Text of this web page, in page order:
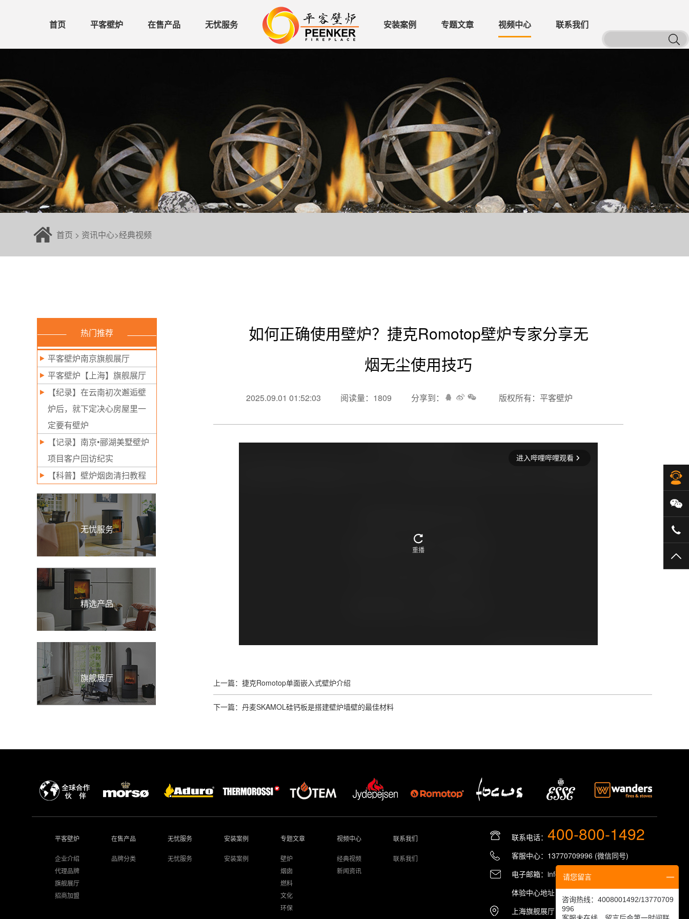
首页 平客壁炉 在售产品 无忧服务 安装案例 专题文章 视频中心 联系我们
首页 > 资讯中心>经典视频
热门推荐
平客壁炉南京旗舰展厅
平客壁炉【上海】旗舰展厅
【纪录】在云南初次邂逅壁
炉后，就下定决心房屋里一
定要有壁炉
【记录】南京•郦湖美墅壁炉
项目客户回访纪实
【科普】壁炉烟囱清扫教程
无忧服务
精选产品
旗舰展厅
如何正确使用壁炉？捷克Romotop壁炉专家分享无
烟无尘使用技巧
2025.09.01 01:52:03 阅读量：1809 分享到： 版权所有：平客壁炉
上一篇：捷克Romotop单面嵌入式壁炉介绍
下一篇：丹麦SKAMOL硅钙板是搭建壁炉墙壁的最佳材料
平客壁炉
企业介绍
代理品牌
旗舰展厅
招商加盟
在售产品
品牌分类
无忧服务
无忧服务
安装案例
安装案例
专题文章
壁炉
烟囱
燃料
文化
环保
视频中心
经典视频
新闻资讯
联系我们
联系我们
联系电话： 400-800-1492
客服中心：13770709996 (微信同号)
电子邮箱：info@peenker.cn
体验中心地址：南京•栖霞区•禾素时代28栋
上海旗舰展厅：上海 •百原筑梦基地 C栋212
在
微
请您留言
咨询热线：4008001492/13770709
996